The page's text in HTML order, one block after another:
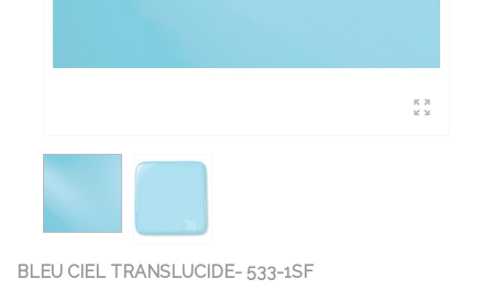
BLEU CIEL TRANSLUCIDE- 533-1SF